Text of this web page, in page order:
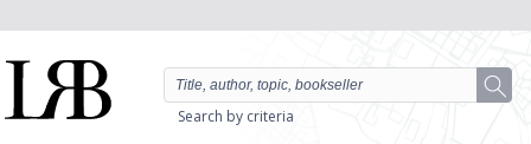
Search by criteria